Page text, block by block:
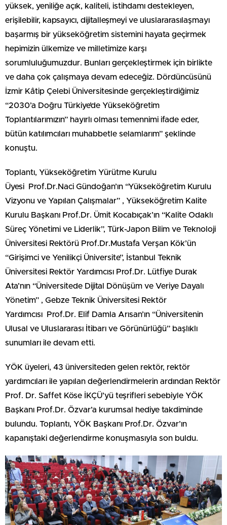
yüksek, yeniliğe açık, kaliteli, istihdamı destekleyen,
erişilebilir, kapsayıcı, dijitalleşmeyi ve uluslararasılaşmayı
başarmış bir yükseköğretim sistemini hayata geçirmek
hepimizin ülkemize ve milletimize karşı
sorumluluğumuzdur. Bunları gerçekleştirmek için birlikte
ve daha çok çalışmaya devam edeceğiz. Dördüncüsünü
İzmir Kâtip Çelebi Üniversitesinde gerçekleştirdiğimiz
“2030’a Doğru Türkiye’de Yükseköğretim
Toplantılarımızın” hayırlı olması temennimi ifade eder,
bütün katılımcıları muhabbetle selamlarım” şeklinde
konuştu.
Toplantı, Yükseköğretim Yürütme Kurulu
Üyesi Prof.Dr.Naci Gündoğan’ın “Yükseköğretim Kurulu
Vizyonu ve Yapılan Çalışmalar” , Yükseköğretim Kalite
Kurulu Başkanı Prof.Dr. Ümit Kocabıçak’ın “Kalite Odaklı
Süreç Yönetimi ve Liderlik”, Türk-Japon Bilim ve Teknoloji
Üniversitesi Rektörü Prof.Dr.Mustafa Verşan Kök’ün
“Girişimci ve Yenilikçi Üniversite”, İstanbul Teknik
Üniversitesi Rektör Yardımcısı Prof.Dr. Lütfiye Durak
Ata’nın “Üniversitede Dijital Dönüşüm ve Veriye Dayalı
Yönetim” , Gebze Teknik Üniversitesi Rektör
Yardımcısı Prof.Dr. Elif Damla Arısan’ın “Üniversitenin
Ulusal ve Uluslararası İtibarı ve Görünürlüğü” başlıklı
sunumları ile devam etti.
YÖK üyeleri, 43 üniversiteden gelen rektör, rektör
yardımcıları ile yapılan değerlendirmelerin ardından Rektör
Prof. Dr. Saffet Köse İKÇÜ’yü teşrifleri sebebiyle YÖK
Başkanı Prof.Dr. Özvar’a kurumsal hediye takdiminde
bulundu. Toplantı, YÖK Başkanı Prof.Dr. Özvar’ın
kapanıştaki değerlendirme konuşmasıyla son buldu.